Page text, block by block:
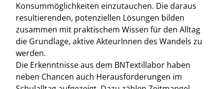
Konsummöglichkeiten einzutauchen. Die daraus
resultierenden, potenziellen Lösungen bilden
zusammen mit praktischem Wissen für den Alltag
die Grundlage, aktive AkteurInnen des Wandels zu
werden.
Die Erkenntnisse aus dem BNTextillabor haben
neben Chancen auch Herausforderungen im